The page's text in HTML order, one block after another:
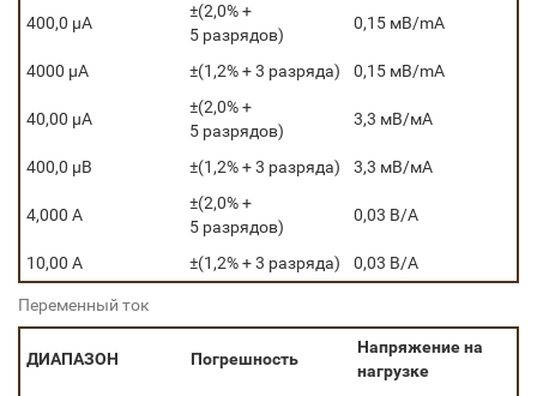
400,0 μА
±(2,0% +
5 разрядов)
0,15 мВ/mА
4000 μА ±(1,2% + 3 разряда) 0,15 мВ/mА
40,00 μА
±(2,0% +
5 разрядов)
3,3 мВ/мА
400,0 μВ ±(1,2% + 3 разряда) 3,3 мВ/мА
4,000 А
±(2,0% +
5 разрядов)
0,03 В/А
10,00 А ±(1,2% + 3 разряда) 0,03 В/А
Переменный ток
ДИАПАЗОН Погрешность
Напряжение на
нагрузке